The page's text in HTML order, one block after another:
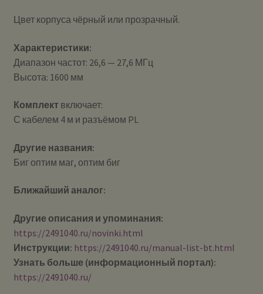
Цвет корпуса чёрный или прозрачный.
Характеристики:
Диапазон частот: 26,6 — 27,6 МГц
Высота: 1600 мм
Комплектвключает:
С кабелем 4 м и разъёмом PL
Другие названия:
Биг оптим маг, оптим биг
Ближайший аналог:
Другие описания и упоминания:
https://2491040.ru/novinki.html
Инструкции: https://2491040.ru/manual-list-bt.html
Узнать больше (информационный портал):
https://2491040.ru/